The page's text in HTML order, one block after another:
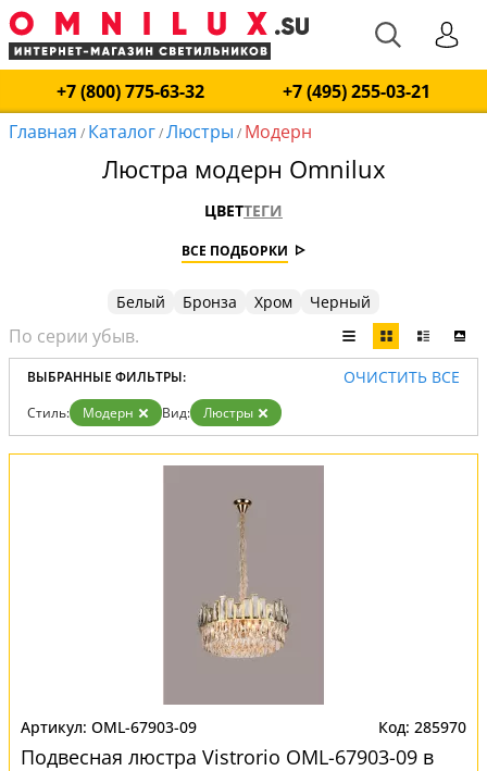
+7 (800) 775-63-32
+7 (495) 255-03-21
Главная / Каталог/Люстры / Модерн
Люстра модерн Omnilux
ЦВЕТТЕГИ
ВСЕ ПОДБОРКИ
Белый Бронза Хром Черный
ВЫБРАННЫЕ ФИЛЬТРЫ: ОЧИСТИТЬ ВСЕ
Стиль: Модерн Вид: Люстры
OML-67903-09 285970
Подвесная люстра Vistrorio OML-67903-09 в